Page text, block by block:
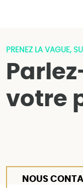
PRENEZ LA VAGUE,
votre
NOUS